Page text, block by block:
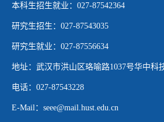
本科生招生就业：027-87542364
研究生招生：027-87543035
研究生就业：027-87556634
地址：武汉市洪山区珞喻路1037号华中科
电话：027-87543228
E-Mail：seee@mail.hust.edu.cn